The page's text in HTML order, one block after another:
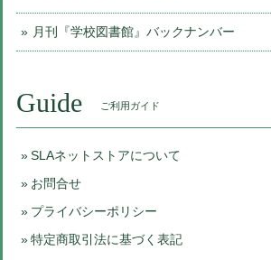
月刊『学校図書館』バックナンバー
Guide ご利用ガイド
SLAネットストアについて
お問合せ
プライバシーポリシー
特定商取引法に基づく表記